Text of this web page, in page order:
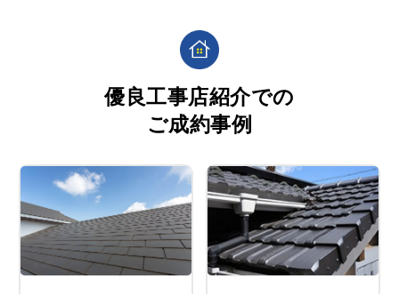
優良工事店紹介での
ご成約事例